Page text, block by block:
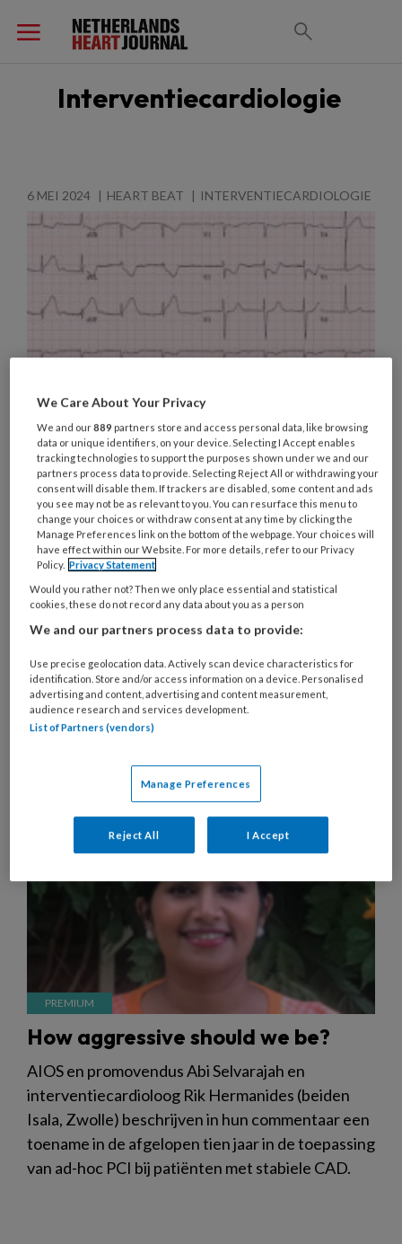
Interventiecardiologie
6 MEI 2024 HEART BEAT INTERVENTIECARDIOLOGIE
Heart Beat | Reusachtig sacculair
aneurysma?
Gijs van Steenbergen (Catharina Ziekenhuis,
Eindhoven) beschrijft in zijn casus een 81-jarige
vrouw zonder significante cardiovasculaire
voorgeschiedenis. Zij kreeg progressieve, niet
inspanningsgebonden pijn op de borst.
How aggressive should we be?
AIOS en promovendus Abi Selvarajah en
interventiecardioloog Rik Hermanides (beiden
Isala, Zwolle) beschrijven in hun commentaar een
toename in de afgelopen tien jaar in de toepassing
van ad-hoc PCI bij patiënten met stabiele CAD.
We Care About Your Privacy
We and our889 partners store and access personal data, like browsing
data or unique identifiers, on your device. Selecting I Accept enables
tracking technologies to support the purposes shown under we and our
partners process data to provide. Selecting Reject All or withdrawing your
consent will disable them. If trackers are disabled, some content and ads
you see may not be as relevant to you. You can resurface this menu to
change your choices or withdraw consent at any time by clicking the
Manage Preferences link on the bottom of the webpage. Your choices will
have effect within our Website. For more details, refer to our Privacy
Policy. Privacy Statement
Would you rather not? Then we only place essential and statistical
cookies, these do not record any data about you as a person
We and our partners process data to provide:
Use precise geolocation data. Actively scan device characteristics for
identification. Store and/or access information on a device. Personalised
advertising and content, advertising and content measurement,
audience research and services development.
List of Partners (vendors)
Manage Preferences
Reject All I Accept